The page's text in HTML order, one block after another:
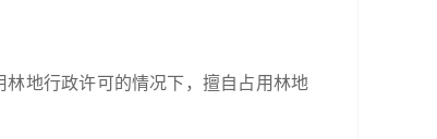
地行政许可的情况下，擅自占用林地